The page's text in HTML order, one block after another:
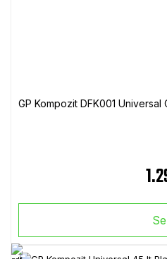
GP Kompozit DFK001 Universal